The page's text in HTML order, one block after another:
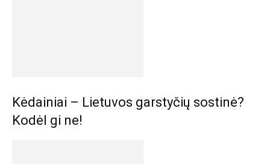
Kėdainiai – Lietuvos garstyčių sostinė?
Kodėl gi ne!